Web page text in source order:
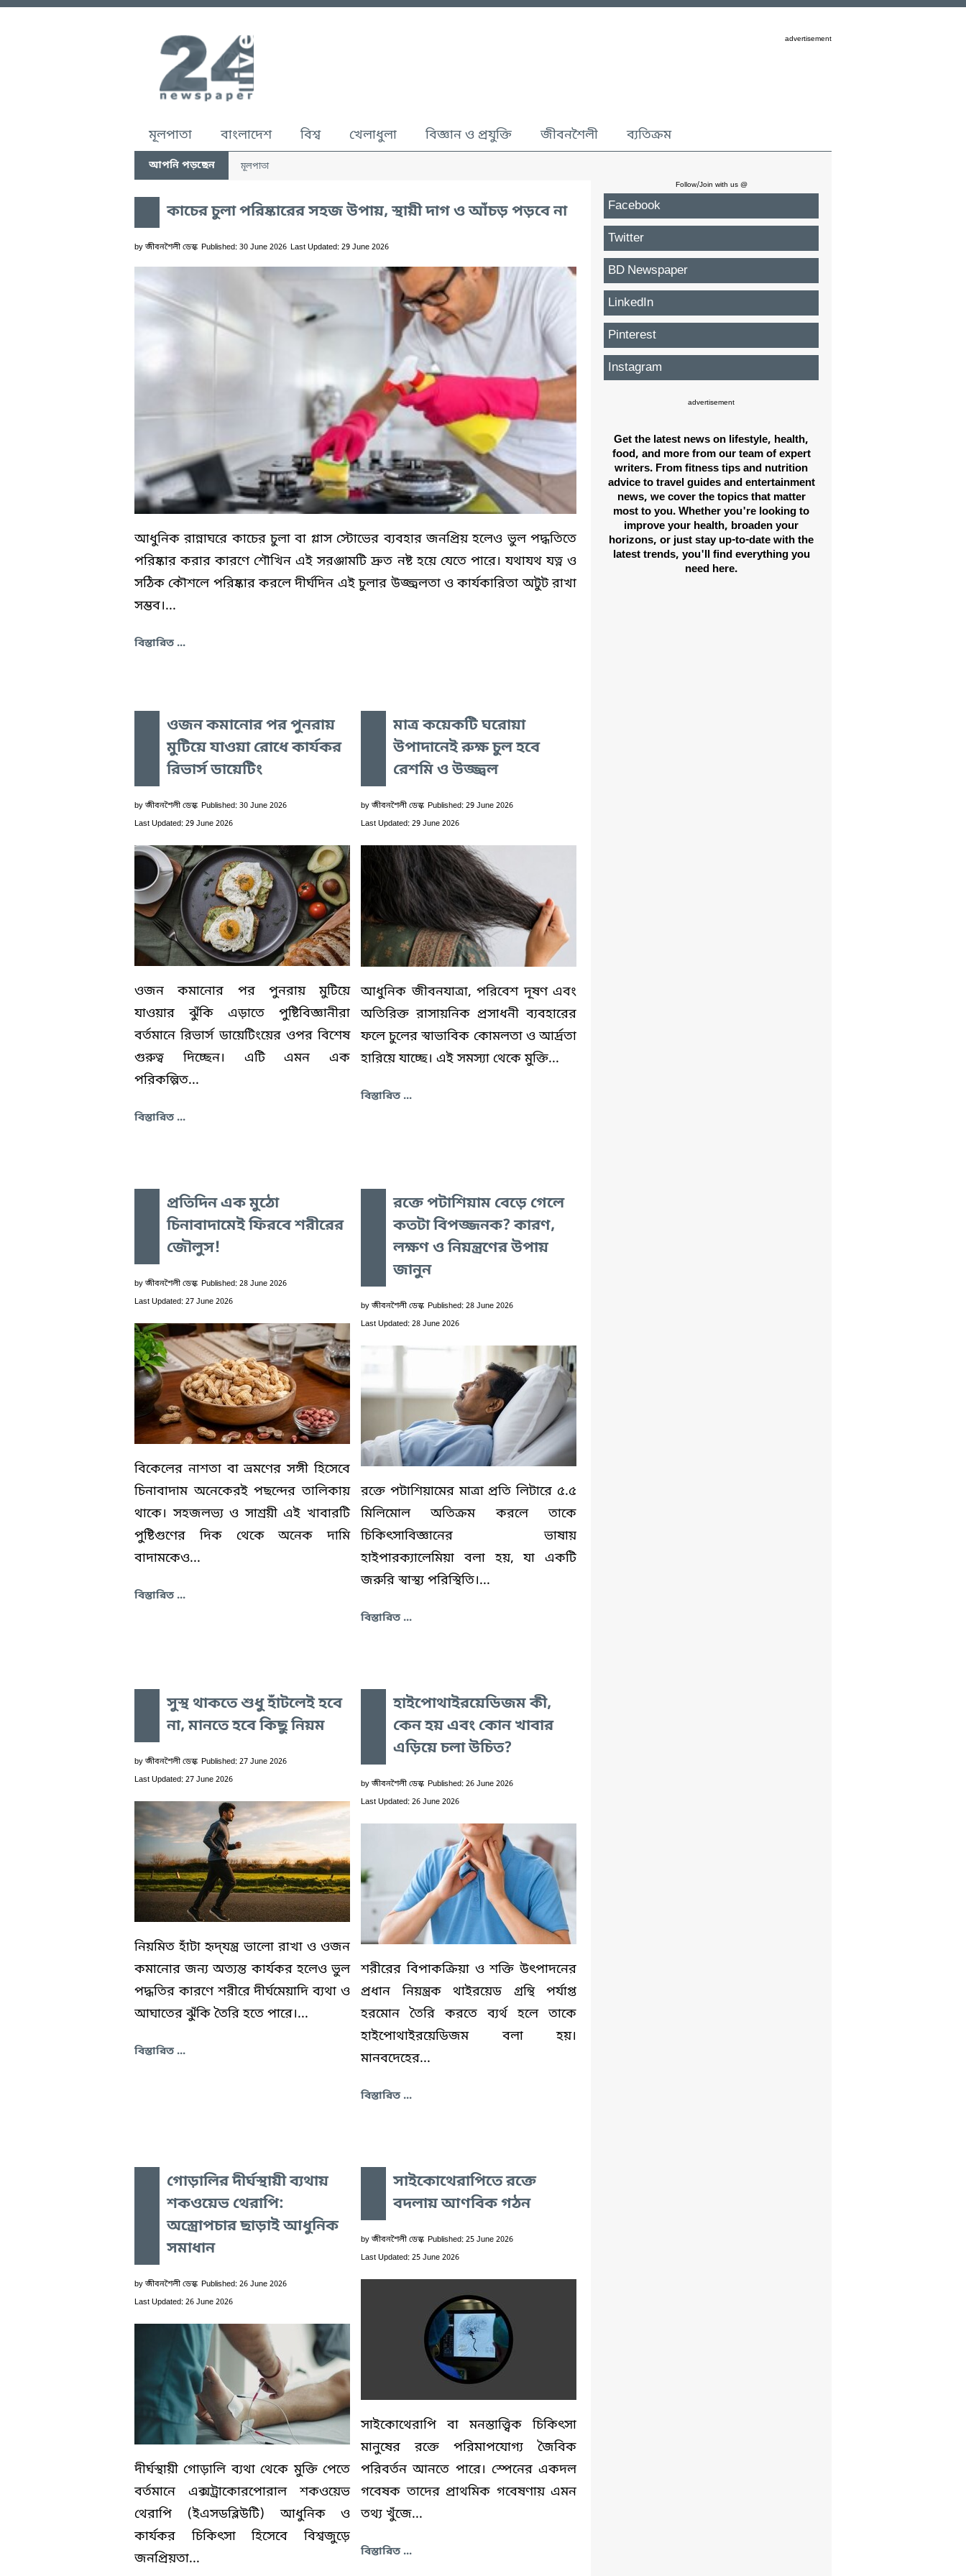
advertisement
মূলপাতা বাংলাদেশ বিশ্ব খেলাধুলা বিজ্ঞান ও প্রযুক্তি জীবনশৈলী ব্যতিক্রম
আপনি পড়ছেন মূলপাতা
কাচের চুলা পরিষ্কারের সহজ উপায়, স্থায়ী দাগ ও আঁচড় পড়বে না
by জীবনশৈলী ডেস্ক Published: 30 June 2026 Last Updated: 29 June 2026
আধুনিক রান্নাঘরে কাচের চুলা বা গ্লাস স্টোভের ব্যবহার জনপ্রিয় হলেও ভুল পদ্ধতিতে
পরিষ্কার করার কারণে শৌখিন এই সরঞ্জামটি দ্রুত নষ্ট হয়ে যেতে পারে। যথাযথ যত্ন ও
সঠিক কৌশলে পরিষ্কার করলে দীর্ঘদিন এই চুলার উজ্জ্বলতা ও কার্যকারিতা অটুট রাখা
সম্ভব।...
বিস্তারিত ...
ওজন কমানোর পর পুনরায়
মুটিয়ে যাওয়া রোধে কার্যকর
রিভার্স ডায়েটিং
by জীবনশৈলী ডেস্ক Published: 30 June 2026
Last Updated: 29 June 2026
ওজন কমানোর পর পুনরায় মুটিয়ে
যাওয়ার ঝুঁকি এড়াতে পুষ্টিবিজ্ঞানীরা
বর্তমানে রিভার্স ডায়েটিংয়ের ওপর বিশেষ
গুরুত্ব দিচ্ছেন। এটি এমন এক
পরিকল্পিত...
বিস্তারিত ...
মাত্র কয়েকটি ঘরোয়া
উপাদানেই রুক্ষ চুল হবে
রেশমি ও উজ্জ্বল
by জীবনশৈলী ডেস্ক Published: 29 June 2026
Last Updated: 29 June 2026
আধুনিক জীবনযাত্রা, পরিবেশ দূষণ এবং
অতিরিক্ত রাসায়নিক প্রসাধনী ব্যবহারের
ফলে চুলের স্বাভাবিক কোমলতা ও আর্দ্রতা
হারিয়ে যাচ্ছে। এই সমস্যা থেকে মুক্তি...
বিস্তারিত ...
প্রতিদিন এক মুঠো
চিনাবাদামেই ফিরবে শরীরের
জৌলুস!
by জীবনশৈলী ডেস্ক Published: 28 June 2026
Last Updated: 27 June 2026
বিকেলের নাশতা বা ভ্রমণের সঙ্গী হিসেবে
চিনাবাদাম অনেকেরই পছন্দের তালিকায়
থাকে। সহজলভ্য ও সাশ্রয়ী এই খাবারটি
পুষ্টিগুণের দিক থেকে অনেক দামি
বাদামকেও...
বিস্তারিত ...
রক্তে পটাশিয়াম বেড়ে গেলে
কতটা বিপজ্জনক? কারণ,
লক্ষণ ও নিয়ন্ত্রণের উপায়
জানুন
by জীবনশৈলী ডেস্ক Published: 28 June 2026
Last Updated: 28 June 2026
রক্তে পটাশিয়ামের মাত্রা প্রতি লিটারে ৫.৫
মিলিমোল অতিক্রম করলে তাকে
চিকিৎসাবিজ্ঞানের ভাষায়
হাইপারক্যালেমিয়া বলা হয়, যা একটি
জরুরি স্বাস্থ্য পরিস্থিতি।...
বিস্তারিত ...
সুস্থ থাকতে শুধু হাঁটলেই হবে
না, মানতে হবে কিছু নিয়ম
by জীবনশৈলী ডেস্ক Published: 27 June 2026
Last Updated: 27 June 2026
নিয়মিত হাঁটা হৃদ্‌যন্ত্র ভালো রাখা ও ওজন
কমানোর জন্য অত্যন্ত কার্যকর হলেও ভুল
পদ্ধতির কারণে শরীরে দীর্ঘমেয়াদি ব্যথা ও
আঘাতের ঝুঁকি তৈরি হতে পারে।...
বিস্তারিত ...
হাইপোথাইরয়েডিজম কী,
কেন হয় এবং কোন খাবার
এড়িয়ে চলা উচিত?
by জীবনশৈলী ডেস্ক Published: 26 June 2026
Last Updated: 26 June 2026
শরীরের বিপাকক্রিয়া ও শক্তি উৎপাদনের
প্রধান নিয়ন্ত্রক থাইরয়েড গ্রন্থি পর্যাপ্ত
হরমোন তৈরি করতে ব্যর্থ হলে তাকে
হাইপোথাইরয়েডিজম বলা হয়।
মানবদেহের...
বিস্তারিত ...
গোড়ালির দীর্ঘস্থায়ী ব্যথায়
শকওয়েভ থেরাপি:
অস্ত্রোপচার ছাড়াই আধুনিক
সমাধান
by জীবনশৈলী ডেস্ক Published: 26 June 2026
Last Updated: 26 June 2026
দীর্ঘস্থায়ী গোড়ালি ব্যথা থেকে মুক্তি পেতে
বর্তমানে এক্সট্রাকোরপোরাল শকওয়েভ
থেরাপি (ইএসডব্লিউটি) আধুনিক ও
কার্যকর চিকিৎসা হিসেবে বিশ্বজুড়ে
জনপ্রিয়তা...
সাইকোথেরাপিতে রক্তে
বদলায় আণবিক গঠন
by জীবনশৈলী ডেস্ক Published: 25 June 2026
Last Updated: 25 June 2026
সাইকোথেরাপি বা মনস্তাত্ত্বিক চিকিৎসা
মানুষের রক্তে পরিমাপযোগ্য জৈবিক
পরিবর্তন আনতে পারে। স্পেনের একদল
গবেষক তাদের প্রাথমিক গবেষণায় এমন
তথ্য খুঁজে...
বিস্তারিত ...
Follow/Join with us @
Facebook
Twitter
BD Newspaper
LinkedIn
Pinterest
Instagram
advertisement
Get the latest news on lifestyle, health,
food, and more from our team of expert
writers. From fitness tips and nutrition
advice to travel guides and entertainment
news, we cover the topics that matter
most to you. Whether you're looking to
improve your health, broaden your
horizons, or just stay up-to-date with the
latest trends, you'll find everything you
need here.